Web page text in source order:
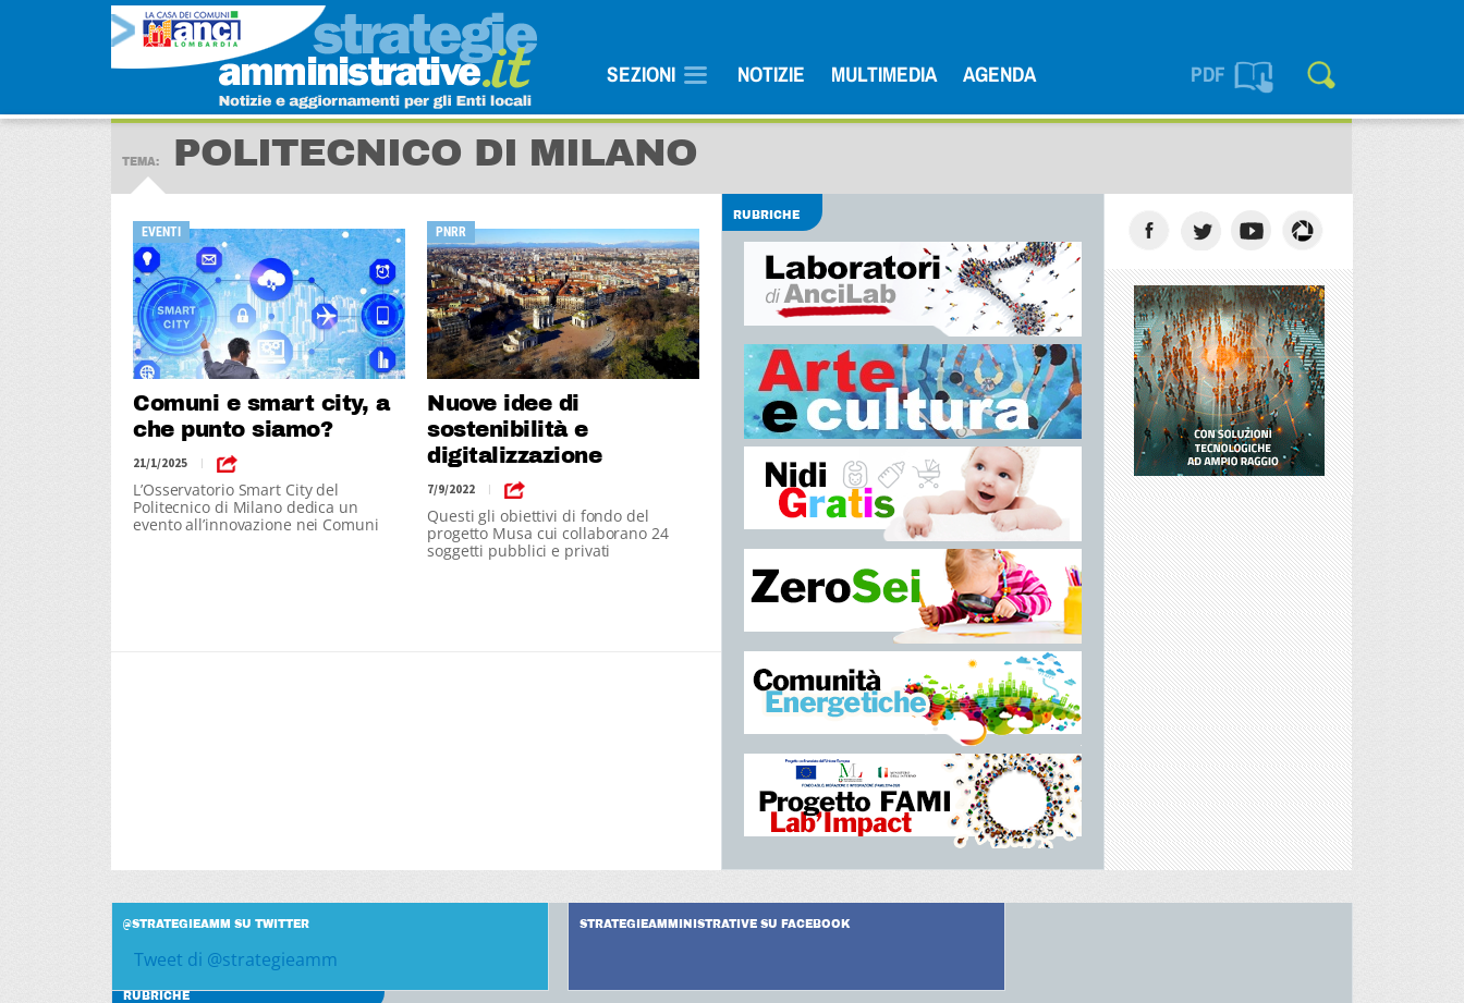
SEZIONI NOTIZIE MULTIMEDIA AGENDA PDF
TEMA: POLITECNICO DI MILANO
EVENTI
Comuni e smart city, a
che punto siamo?
21/1/2025 |
L’Osservatorio Smart City del
Politecnico di Milano dedica un
evento all’innovazione nei Comuni
PNRR
Nuove idee di
sostenibilità e
digitalizzazione
7/9/2022 |
Questi gli obiettivi di fondo del
progetto Musa cui collaborano 24
soggetti pubblici e privati
RUBRICHE
@STRATEGIEAMM SU TWITTER
Tweet di @strategieamm
STRATEGIEAMMINISTRATIVE SU FACEBOOK
RUBRICHE